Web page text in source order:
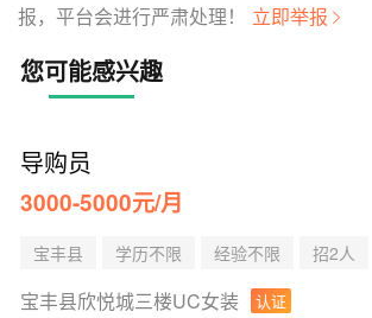
报，平台会进行严肃处理！
立即举报
您可能感兴趣
导购员
3000-5000元/月
宝丰县 学历不限 经验不限 招2人
宝丰县欣悦城三楼UC女装 认证